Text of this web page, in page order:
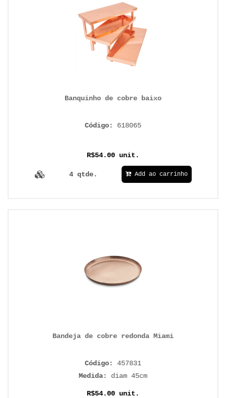
Banquinho de cobre baixo
Código: 618065
R$54.00 unit.
4 qtde. Add ao carrinho
Bandeja de cobre redonda Miami
Código: 457831
Medida: diam 45cm
R$54.00 unit.